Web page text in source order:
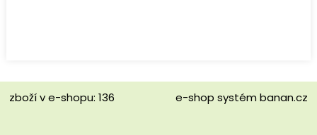
zboží v e-shopu: 136 e-shop systém banan.cz